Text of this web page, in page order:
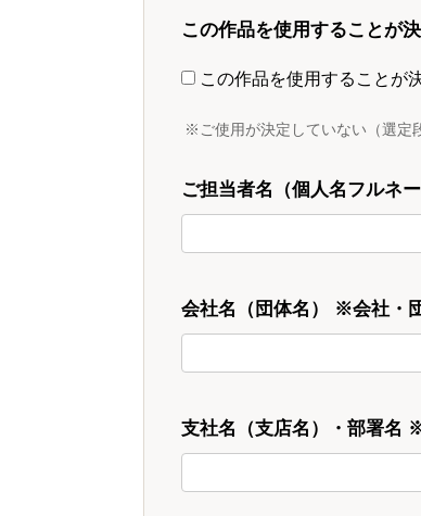
この作品を使用することが
この作品を使用することが
※ご使用が決定していない（選定
ご担当者名（個人名フルネー
会社名（団体名） ※会社・
支社名（支店名）・部署名